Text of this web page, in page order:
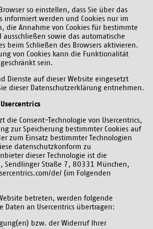
so einstellen, dass Sie über das
informiert werden und Cookies nur im
die Annahme von Cookies für bestimmte
ausschließen sowie das automatische
beim Schließen des Browsers aktivieren.
von Cookies kann die Funktionalität
sein.
Dienste auf dieser Website eingesetzt
dieser Datenschutzerklärung entnehmen.
die Consent-Technologie von Usercentrics,
zur Speicherung bestimmter Cookies auf
zum Einsatz bestimmter Technologien
datenschutzkonform zu
dieser Technologie ist die
Sendlinger Straße 7, 80331 München,
de/ (im Folgenden
betreten, werden folgende
Daten an Usercentrics übertragen:
bzw. der Widerruf Ihrer